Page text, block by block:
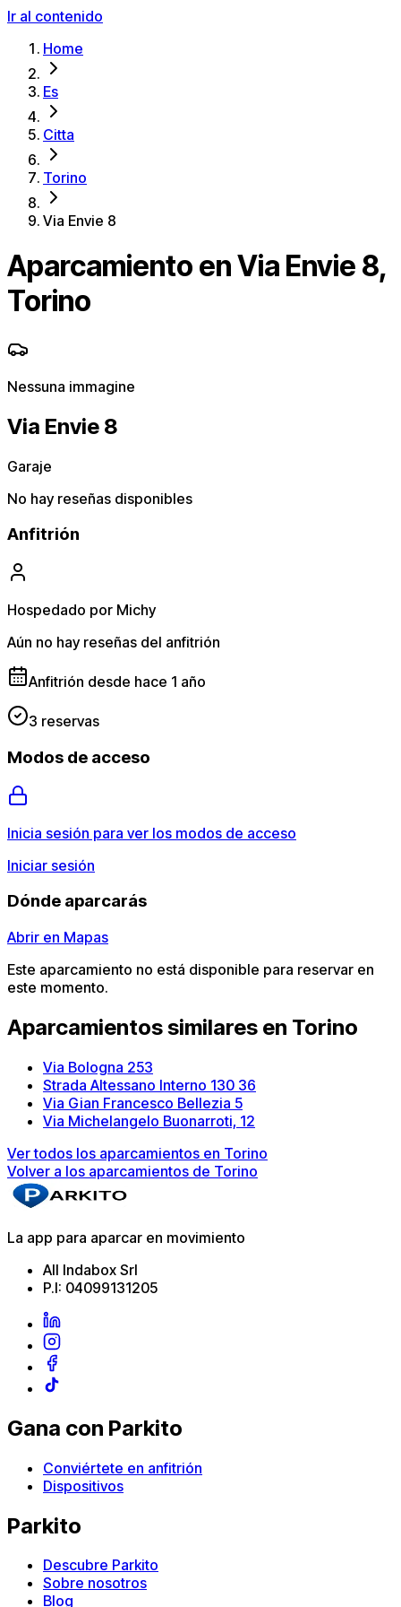
Ir al contenido
Home
Es
Citta
Torino
Via Envie 8
Aparcamiento en Via Envie 8,
Torino
Nessuna immagine
Via Envie 8
Garaje
No hay reseñas disponibles
Anfitrión
Hospedado por Michy
Aún no hay reseñas del anfitrión
Anfitrión desde hace 1 año
3 reservas
Modos de acceso
Inicia sesión para ver los modos de acceso
Iniciar sesión
Dónde aparcarás
Abrir en Mapas
Este aparcamiento no está disponible para reservar en
este momento.
Aparcamientos similares en Torino
Via Bologna 253
Strada Altessano Interno 130 36
Via Gian Francesco Bellezia 5
Via Michelangelo Buonarroti, 12
Ver todos los aparcamientos en Torino
Volver a los aparcamientos de Torino
La app para aparcar en movimiento
All Indabox Srl
P.I: 04099131205
Gana con Parkito
Conviértete en anfitrión
Dispositivos
Parkito
Descubre Parkito
Sobre nosotros
Blog